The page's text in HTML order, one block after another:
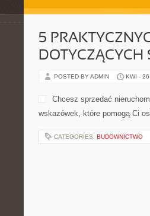
5
DOTYCZĄCYCH
POSTED BY ADMIN KWI -